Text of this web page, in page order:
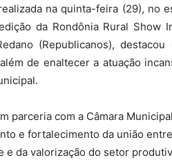
na quinta-feira (29), no
da Rondônia Rural Show
(Republicanos),
de enaltecer a atuação
parceria com a Câmara
e fortalecimento da união
e da valorização do setor